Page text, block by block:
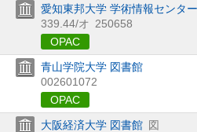
愛知東邦大学 学術情報センター
339.44/オ 250658
OPAC
青山学院大学 図書館
002601072
OPAC
大阪経済大学 図書館 図